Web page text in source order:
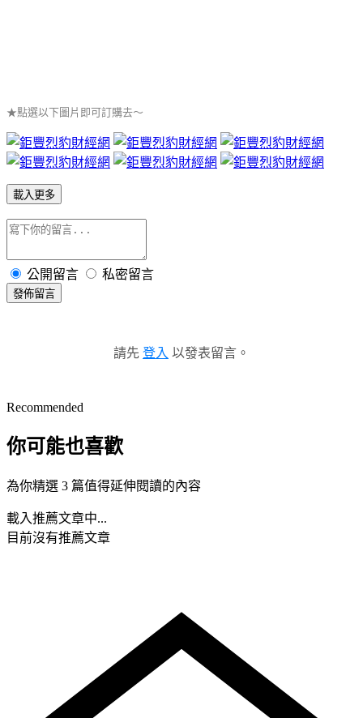
★點選以下圖片即可訂購去～
載入更多
公開留言 私密留言
發佈留言
請先 登入 以發表留言。
Recommended
你可能也喜歡
為你精選 3 篇值得延伸閱讀的內容
載入推薦文章中...
目前沒有推薦文章